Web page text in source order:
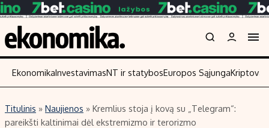
Turinys Skaitykite
EkonomikaInvestavimasNT ir statybosEuropos Sąjunga
Titulinis » Naujienos » Kremlius stoja į kovą su „Telegram“:
pareikšti kaltinimai dėl ekstremizmo ir terorizmo